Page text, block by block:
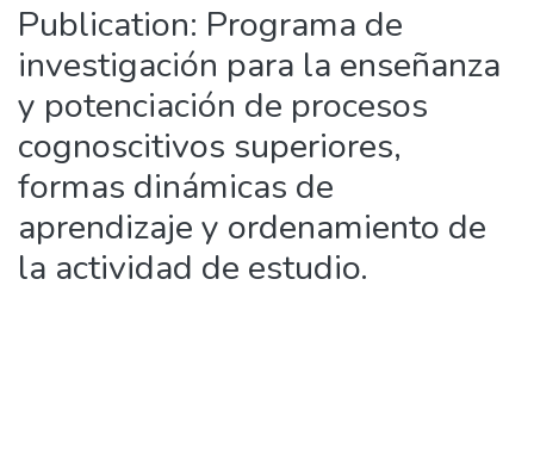
Publication: Programa de
investigación para la enseñanza
y potenciación de procesos
cognoscitivos superiores,
formas dinámicas de
aprendizaje y ordenamiento de
la actividad de estudio.